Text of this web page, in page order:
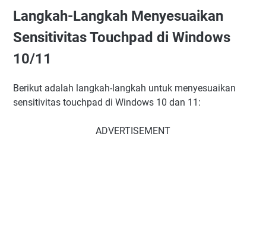
Langkah-Langkah Menyesuaikan
Sensitivitas Touchpad di Windows
10/11
Berikut adalah langkah-langkah untuk menyesuaikan
sensitivitas touchpad di Windows 10 dan 11:
ADVERTISEMENT